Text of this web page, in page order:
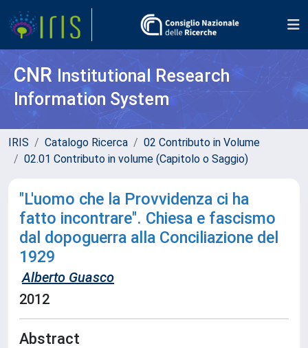
CNR Institutional Research
Information System
IRIS Catalogo Ricerca
02 Contributo in Volume
02.01 Contributo in volume (Capitolo o Saggio)
"L'uomo che la Provvidenza ci ha
fatto incontrare". Chiesa e fascismo
dal dopoguerra alla Conciliazione del
1929
Alberto Guasco
2012
Abstract